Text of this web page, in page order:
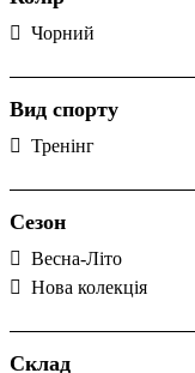
Чорний
Вид спорту
Тренінг
Сезон
Весна-Літо
Нова колекція
Склад